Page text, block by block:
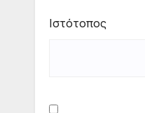
Ιστότοπος